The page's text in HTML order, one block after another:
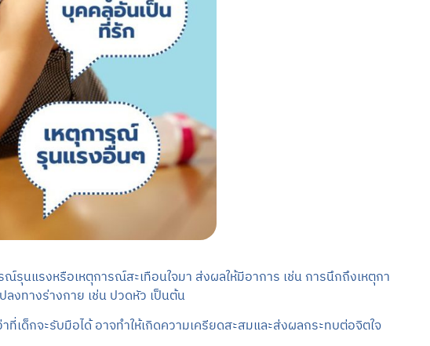
รุนแรงหรือเหตุการณ์สะเทือนใจมา ส่งผลให้มีอาการ เช่น การนึกถึงเหตุกา
งทางร่างกาย เช่น ปวดหัว เป็นต้น
ด็กจะรับมือได้ อาจทำให้เกิดความเครียดสะสมและส่งผลกระทบต่อจิตใจ